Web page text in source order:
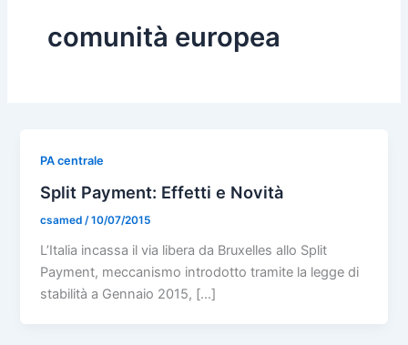
comunità europea
PA centrale
Split Payment: Effetti e Novità
csamed /10/07/2015
L’Italia incassa il via libera da Bruxelles allo Split
Payment, meccanismo introdotto tramite la legge di
stabilità a Gennaio 2015, […]